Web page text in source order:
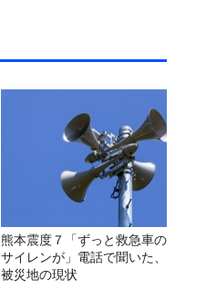
熊本震度７「ずっと救急車の
サイレンが」電話で聞いた、
被災地の現状